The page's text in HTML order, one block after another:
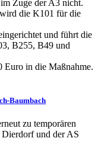
Zuge der A3 nicht.
die K101 für die
und führt die
B255, B49 und
Euro in die Maßnahme.
Baumbach
zu temporären
Dierdorf und der AS